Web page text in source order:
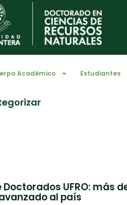
Académico Estudiantes
UFRO: más
al país